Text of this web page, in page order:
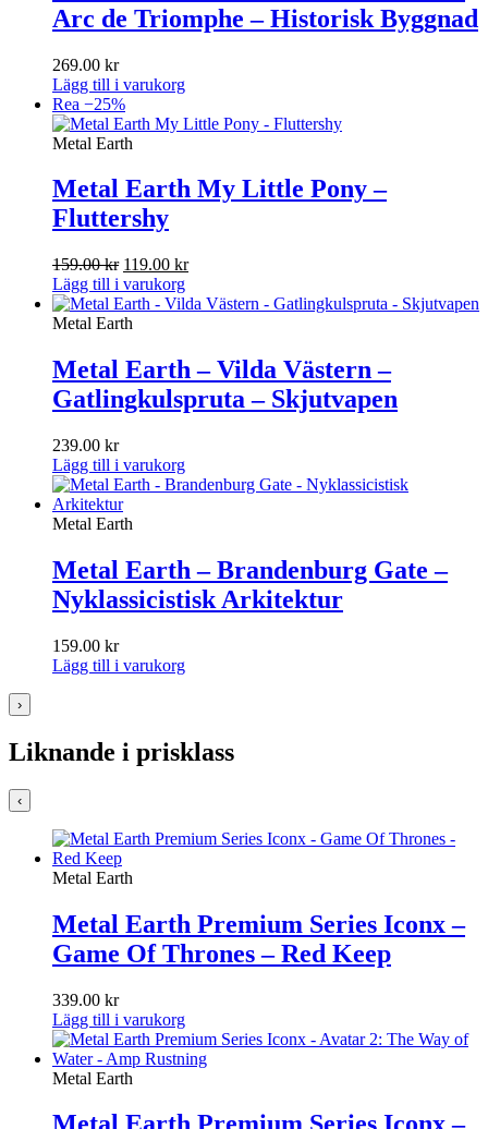
Arc de Triomphe – Historisk Byggnad
269.00 kr
Lägg till i varukorg
Rea −25%
Metal Earth
Metal Earth My Little Pony –
Fluttershy
159.00kr Det
ursprungliga
priset
var:
119.00 krDet
priset
Lägg till i varukorg
Metal Earth
Metal Earth – Vilda Västern –
Gatlingkulspruta – Skjutvapen
239.00 kr
Lägg till i varukorg
Metal Earth
Metal Earth – Brandenburg Gate –
Nyklassicistisk Arkitektur
159.00 kr
Lägg till i varukorg
›
Liknande i prisklass
‹
Metal Earth
Metal Earth Premium Series Iconx –
Game Of Thrones – Red Keep
339.00 kr
Lägg till i varukorg
Metal Earth